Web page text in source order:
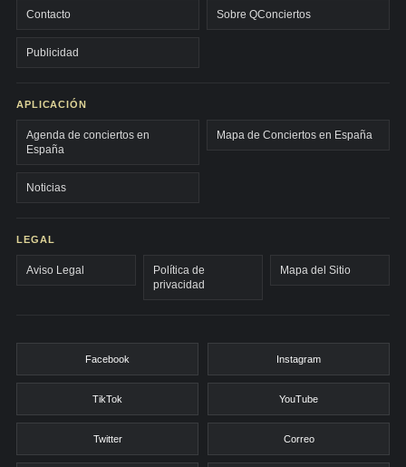
Contacto Sobre QConciertos
Publicidad
APLICACIÓN
Agenda de conciertos en
España
Mapa de Conciertos en España
Noticias
LEGAL
Aviso Legal
Política de
privacidad
Mapa del Sitio
Facebook Instagram
TikTok YouTube
Twitter Correo